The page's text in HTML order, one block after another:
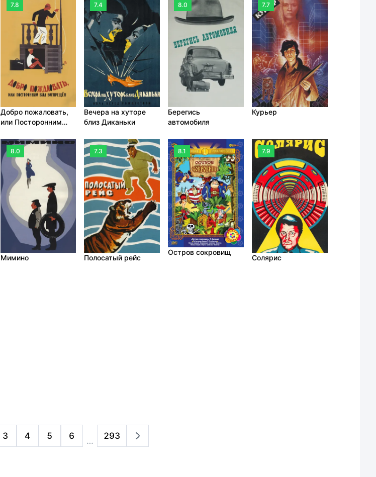
7.8
Добро пожаловать,
или Посторонним
7.4
Вечера на хуторе
близ Диканьки
8.0
Берегись
автомобиля
7.7
Курьер
8.0
Мимино
7.3
Полосатый рейс
8.1
Остров сокровищ
7.9
Солярис
3 4 5 6 … 293